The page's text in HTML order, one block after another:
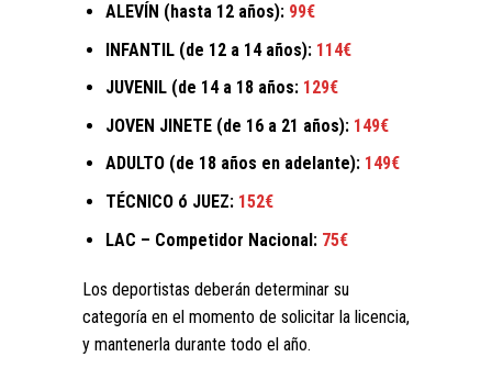
ALEVÍN (hasta 12 años): 99€
INFANTIL (de 12 a 14 años): 114€
JUVENIL (de 14 a 18 años: 129€
JOVEN JINETE (de 16 a 21 años): 149€
ADULTO (de 18 años en adelante): 149€
TÉCNICO ó JUEZ: 152€
LAC – Competidor Nacional: 75€
Los deportistas deberán determinar su
categoría en el momento de solicitar la licencia,
y mantenerla durante todo el año.